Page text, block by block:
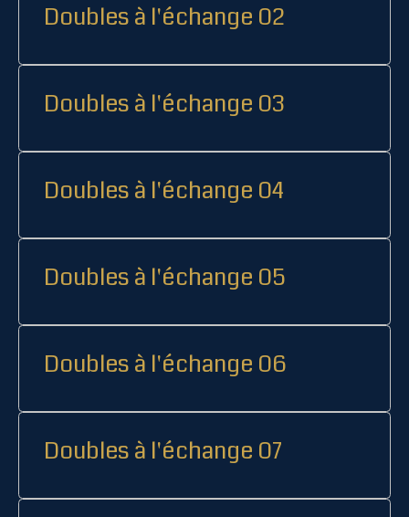
Doubles à l'échange 02
Doubles à l'échange 03
Doubles à l'échange 04
Doubles à l'échange 05
Doubles à l'échange 06
Doubles à l'échange 07